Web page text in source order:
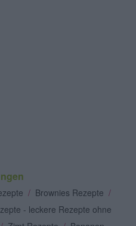
/ Brownies Rezepte /
- leckere Rezepte ohne